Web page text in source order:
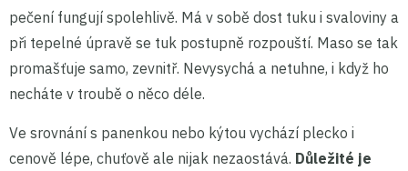
pečení fungují spolehlivě. Má v sobě dost tuku i svaloviny a
při tepelné úpravě se tuk postupně rozpouští. Maso se tak
promašťuje samo, zevnitř. Nevysychá a netuhne, i když ho
necháte v troubě o něco déle.
Ve srovnání s panenkou nebo kýtou vychází plecko i
cenově lépe, chuťově ale nijak nezaostává. Důležité je